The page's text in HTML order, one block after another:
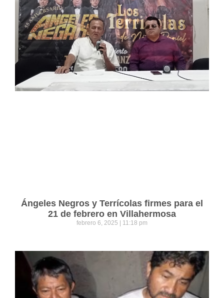
Ángeles Negros y Terrícolas firmes para el
21 de febrero en Villahermosa
febrero 6, 2025 11:18 pm